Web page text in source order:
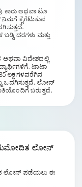
ಕಾರು ಅಥವಾ ಟೂ
ಕೈಗೆಟುಕುವ
ದರಗಳು ಮತ್ತು
ಅಥವಾ ವಿದೇಶದಲ್ಲಿ
ಟಾಟಾ
ಲಕ್ಷಗಳವರೆಗಿನ
ಒದಗಿಸುತ್ತದೆ. ಲೋನ್
ಬರುತ್ತದೆ.
ಲೋನ್
ಲೋನ್ ಪಡೆಯಲು ಈ